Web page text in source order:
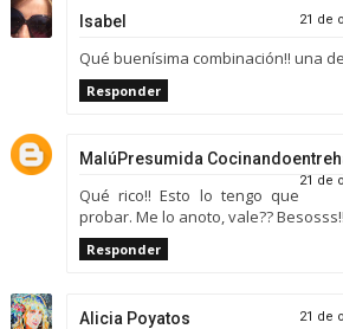
Isabel 21 de
Qué buenísima combinación!! una
Responder
MalúPresumida
21 de
Qué rico!! Esto lo tengo que
probar. Me lo anoto, vale??
Responder
Alicia Poyatos 21 de